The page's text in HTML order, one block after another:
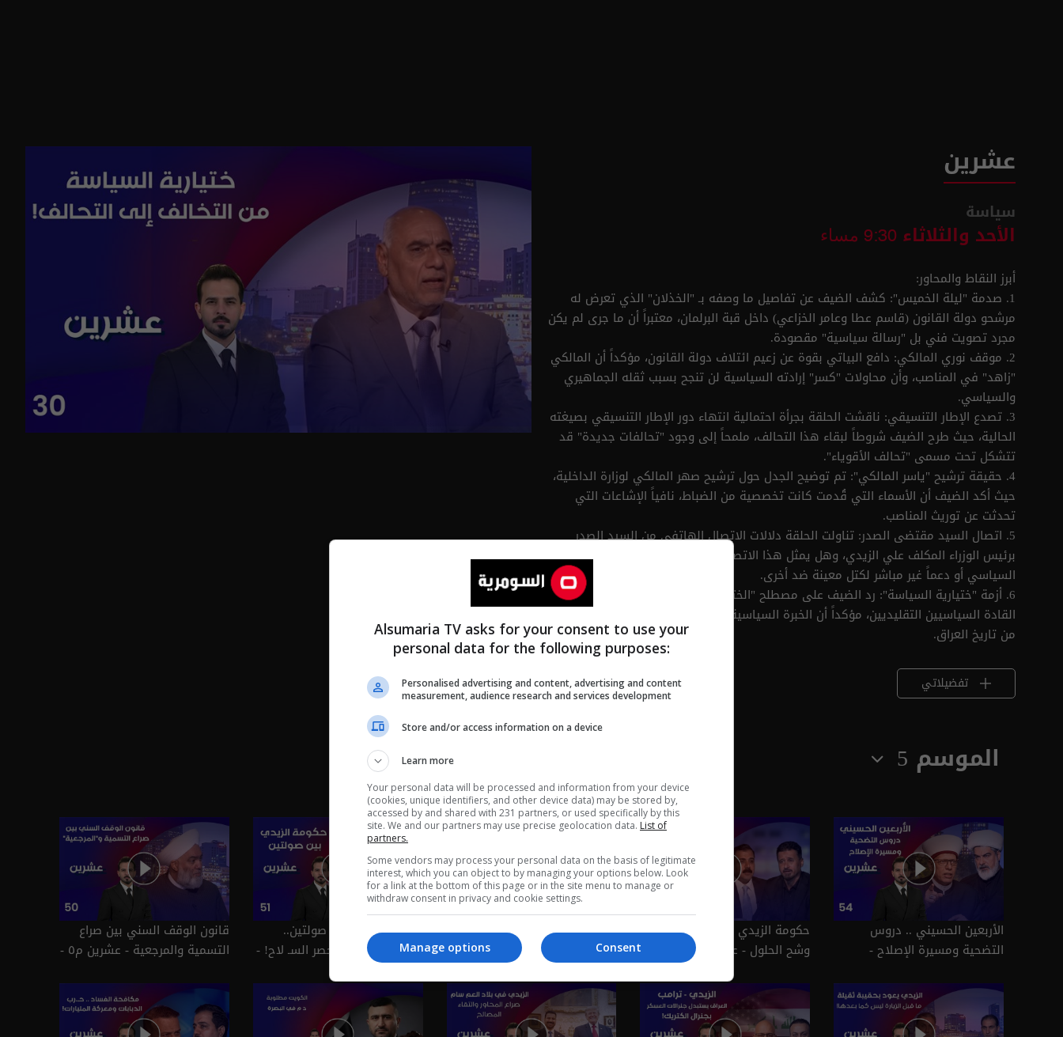
عشرين
سياسة
الأحد والثلاثاء 9:30 مساء
أبرز النقاط والمحاور:
1. صدمة "ليلة الخميس": كشف الضيف عن تفاصيل ما وصفه بـ "الخذلان" الذي تعرض له
مرشحو دولة القانون (قاسم عطا وعامر الخزاعي) داخل قبة البرلمان، معتبراً أن ما جرى لم يكن
مجرد تصويت فني بل "رسالة سياسية" مقصودة.
2. موقف نوري المالكي: دافع البياتي بقوة عن زعيم ائتلاف دولة القانون، مؤكداً أن المالكي
"زاهد" في المناصب، وأن محاولات "كسر" إرادته السياسية لن تنجح بسبب ثقله الجماهيري
والسياسي.
3. تصدع الإطار التنسيقي: ناقشت الحلقة بجرأة احتمالية انتهاء دور الإطار التنسيقي بصيغته
الحالية، حيث طرح الضيف شروطاً لبقاء هذا التحالف، ملمحاً إلى وجود "تحالفات جديدة" قد
تتشكل تحت مسمى "تحالف الأقوياء".
4. حقيقة ترشيح "ياسر المالكي": تم توضيح الجدل حول ترشيح صهر المالكي لوزارة الداخلية،
حيث أكد الضيف أن الأسماء التي قُدمت كانت تخصصية من الضباط، نافياً الإشاعات التي
تحدثت عن توريث المناصب.
5. اتصال السيد مقتضى الصدر: تناولت الحلقة دلالات الاتصال الهاتفي من السيد الصدر
برئيس الوزراء المكلف علي الزيدي، وهل يمثل هذا الاتصال ضوءاً أخضر للعودة للعمل
السياسي أو دعماً غير مباشر لكتل معينة ضد أخرى.
6. أزمة "ختيارية السياسة": رد الضيف على مصطلح "الختيارية" الذي يطلقه البعض على
القادة السياسيين التقليديين، مؤكداً أن الخبرة السياسية ضرورية في هذه المرحلة الحرجة
من تاريخ العراق.
تفضيلاتي
الموسم 5
الأربعين الحسيني .. دروس
التضحية ومسيرة الإصلاح -
5
حكومة الزيدي .. بين مهلة ايلول
العراق من المحيط إلى الخليج..
زيارات ومسـ.يرات! - عشرين م٥ -
الحلقة ٥٢ | الموسم 5
حكومة الزيدي بين صولتين..
مكافحة الفساد وحصر السـ لاح! -
5
قانون الوقف السني بين صراع
التسمية والمرجعية - عشرين م٥ -
Alsumaria TV asks for your consent to use your
personal data for the following purposes:
Personalised advertising and content, advertising and content
measurement, audience research and services development
Store and/or access information on a device
Learn more
Your personal data will be processed and information from your device
(cookies, unique identifiers, and other device data) may be stored by,
accessed by and shared with 231 partners, or used specifically by this
site. We and our partners may use precise geolocation data. List of
partners.
Some vendors may process your personal data on the basis of legitimate
interest, which you can object to by managing your options below. Look
for a link at the bottom of this page or in the site menu to manage or
withdraw consent in privacy and cookie settings.
Consent
Manage options